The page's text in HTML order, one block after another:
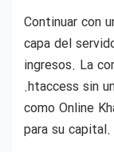
Continuar con
capa del
ingresos. La
.htaccess sin
como Online
para su capital.